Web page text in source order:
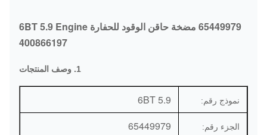
65449979 مضخة حاقن الوقود للحفارة 6BT 5.9 Engine
400866197
1. وصف المنتجات
نموذج رقم: 6BT 5.9
الجزء رقم:
65449979